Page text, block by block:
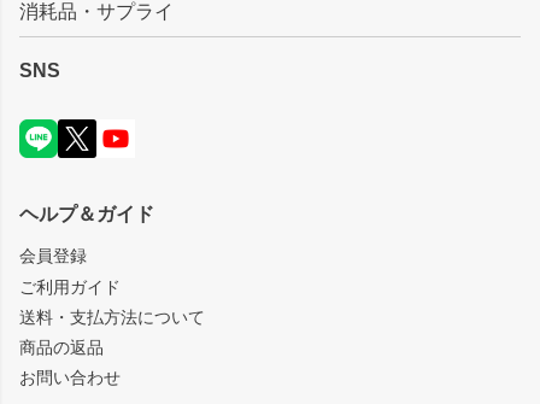
消耗品・サプライ
SNS
ヘルプ＆ガイド
会員登録
ご利用ガイド
送料・支払方法について
商品の返品
お問い合わせ